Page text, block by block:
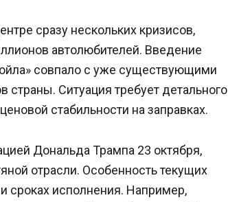
сразу нескольких кризисов,
автолюбителей. Введение
совпало с уже существующими
Ситуация требует детального
стабильности на заправках.
Дональда Трампа 23 октября,
отрасли. Особенность текущих
сроках исполнения. Например,